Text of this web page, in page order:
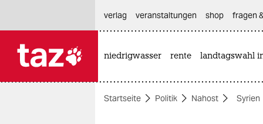
themen
verlag
veranstaltungen shop fragen
niedrigwasser rente landtagswahl
Startseite Politik Nahost Syrien